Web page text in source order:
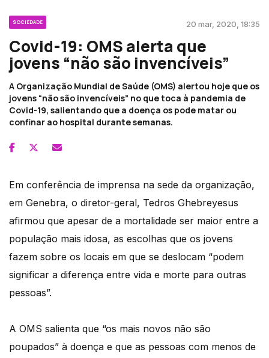
SOCIEDADE 20 mar, 2020, 18:35
Covid-19: OMS alerta que
jovens “não são invencíveis”
A Organização Mundial de Saúde (OMS) alertou hoje que os
jovens “não são invencíveis” no que toca à pandemia de
Covid-19, salientando que a doença os pode matar ou
confinar ao hospital durante semanas.
Em conferência de imprensa na sede da organização,
em Genebra, o diretor-geral, Tedros Ghebreyesus
afirmou que apesar de a mortalidade ser maior entre a
população mais idosa, as escolhas que os jovens
fazem sobre os locais em que se deslocam “podem
significar a diferença entre vida e morte para outras
pessoas”.
A OMS salienta que “os mais novos não são
poupados” à doença e que as pessoas com menos de